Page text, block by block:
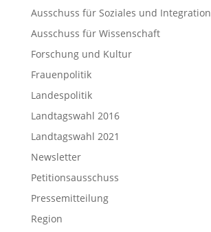
Ausschuss für Soziales und Integration
Ausschuss für Wissenschaft
Forschung und Kultur
Frauenpolitik
Landespolitik
Landtagswahl 2016
Landtagswahl 2021
Newsletter
Petitionsausschuss
Pressemitteilung
Region